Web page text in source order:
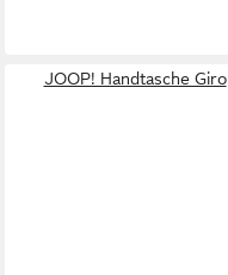
JOOP! Handtasche Giro